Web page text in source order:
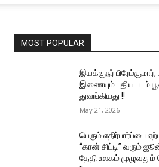
MOST POPULAR
இயக்குநர்
இணையும் புதிய படம்
துவங்கியது !!
May 21, 2026
பெரும் எதிர்பார்ப்பை
“கான் சிட்டி” வரும்
தேதி உலகம் முழுவதும்